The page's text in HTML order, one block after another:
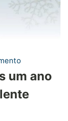
um ano